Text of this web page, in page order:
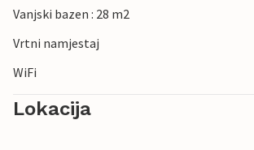
Vanjski bazen : 28 m2
Vrtni namjestaj
WiFi
Lokacija